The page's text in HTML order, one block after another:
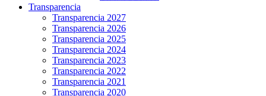
Transparencia
Transparencia 2027
Transparencia 2026
Transparencia 2025
Transparencia 2024
Transparencia 2023
Transparencia 2022
Transparencia 2021
Transparencia 2020